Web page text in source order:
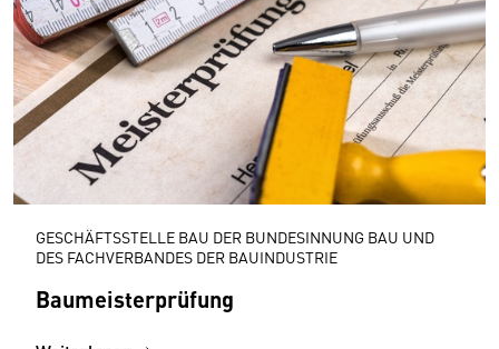
GESCHÄFTSSTELLE BAU DER BUNDESINNUNG BAU UND
DES FACHVERBANDES DER BAUINDUSTRIE
Baumeisterprüfung